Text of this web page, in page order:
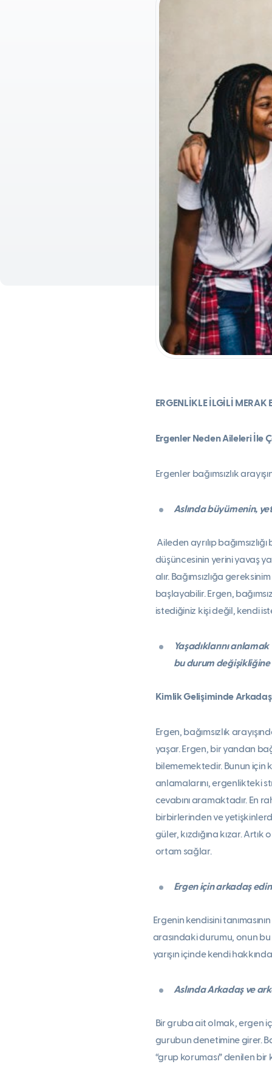
ERGENLİKLE İLGİLİ MERAK
Ergenler Neden Aileleri İle
Ergenler bağımsızlık
Aslında büyümenin,
Aileden ayrılıp
düşüncesinin yerini yavaş
alır. Bağımsızlığa
başlayabilir. Ergen,
istediğiniz kişi değil, kendi
Yaşadıklarını
bu durum değişikliğine
Kimlik Gelişiminde
Ergen, bağımsızlık
yaşar. Ergen, bir yandan
bilememektedir. Bunun için
anlamalarını, ergenlikteki
cevabını aramaktadır. En
birbirlerinden ve
güler, kızdığına kızar.
ortam sağlar.
Ergen için arkadaş
Ergenin kendisini
arasındaki durumu, onun bu
yarışın içinde kendi
Aslında Arkadaş ve
Bir gruba ait olmak, ergen
gurubun denetimine girer.
“grup koruması” denilen